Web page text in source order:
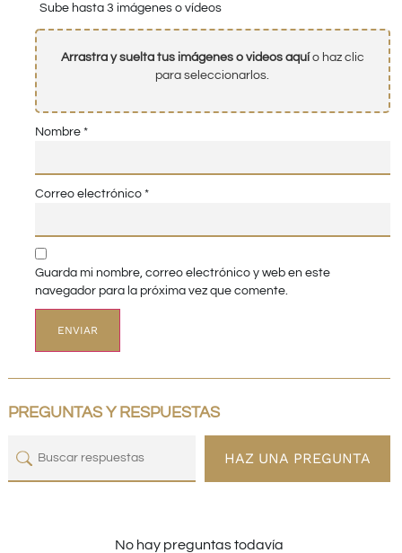
Sube hasta 3 imágenes o vídeos
Arrastra y suelta tus imágenes o videos aquío haz clic
para seleccionarlos.
Nombre *
Correo electrónico *
Guarda mi nombre, correo electrónico y web en este
navegador para la próxima vez que comente.
PREGUNTAS Y RESPUESTAS
HAZ UNA PREGUNTA
No hay preguntas todavía